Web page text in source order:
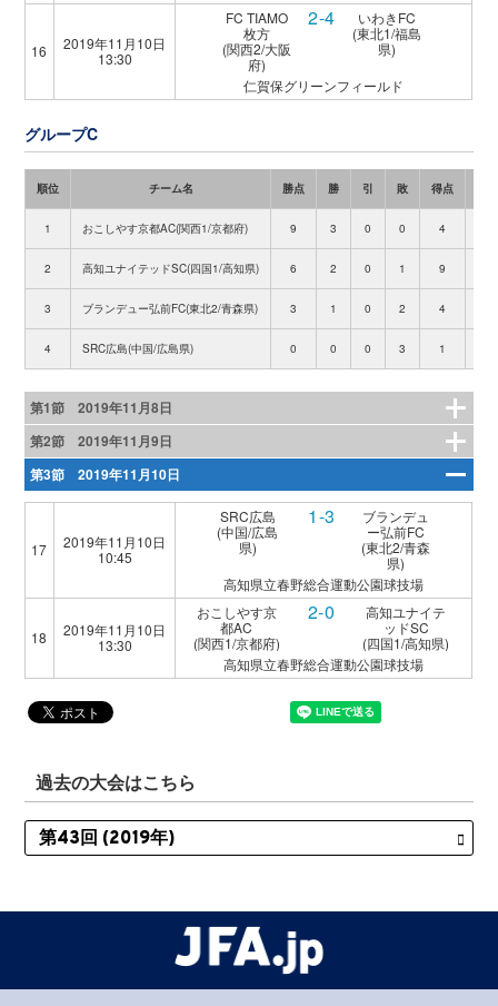
16
2019年11月10日
13:30
FC TIAMO
枚方
(関西2/大阪
府)
2-4
いわきFC
(東北1/福島
県)
仁賀保グリーンフィールド
グループC
順位 チーム名 勝点 勝 引 敗 得点
1 おこしやす京都AC(関西1/京都府) 9 3 0 0 4
2 高知ユナイテッドSC(四国1/高知県) 6 2 0 1 9
3 ブランデュー弘前FC(東北2/青森県) 3 1 0 2 4
4 SRC広島(中国/広島県) 0 0 0 3 1
第1節 2019年11月8日
第2節 2019年11月9日
第3節 2019年11月10日
17
2019年11月10日
10:45
SRC広島
(中国/広島
県)
1-3
ブランデュ
ー弘前FC
(東北2/青森
県)
高知県立春野総合運動公園球技場
18
2019年11月10日
13:30
おこしやす京
都AC
(関西1/京都府)
2-0
高知ユナイテ
ッドSC
(四国1/高知県)
高知県立春野総合運動公園球技場
過去の大会はこちら